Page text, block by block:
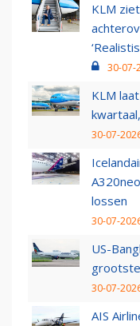
KLM
30-07-
KLM
30-07-
lossen
30-07-
US-
30-07-
AIS